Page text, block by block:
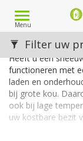
Toggle
navigation
Menu
Acculader
Heeft u een
functioneren met
laden en
bij grote kou.
ook bij lage
uw kostbare bezit
Filter uw